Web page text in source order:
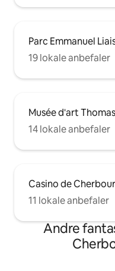
Parc Emmanuel
19 lokale anbefaler
Musée d'art
14 lokale anbefaler
Casino de
11 lokale anbefaler
Andre